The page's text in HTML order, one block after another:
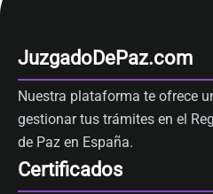
JuzgadoDePaz.com
Nuestra plataforma te ofrece
gestionar tus trámites en el
de Paz en España.
Certificados